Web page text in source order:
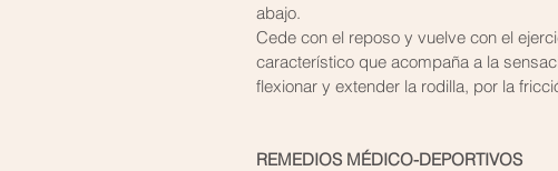
abajo.
Cede con el reposo y vuelve con el
característico que acompaña a la
flexionar y extender la rodilla, por la
REMEDIOS MÉDICO-DEPORTIVOS